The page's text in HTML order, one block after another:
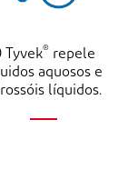
Tyvek® repele
aquosos e
líquidos.